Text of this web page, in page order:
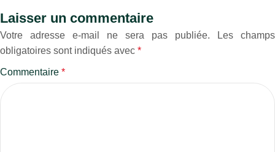
Laisser un commentaire
Votre adresse e-mail ne sera pas publiée.
Les champs
obligatoires sont indiqués avec *
Commentaire *